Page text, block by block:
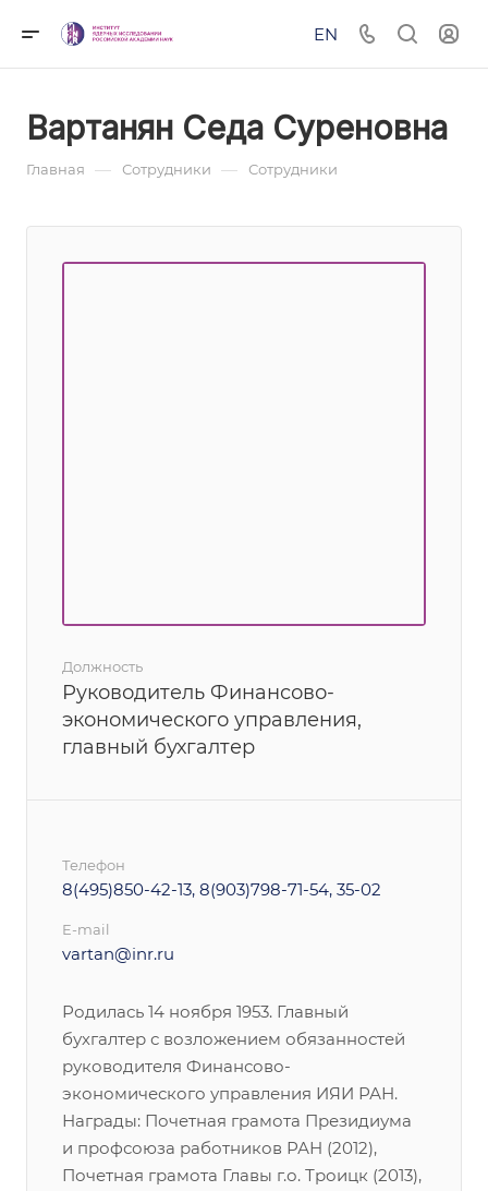
EN
Вартанян Седа Суреновна
Главная — Сотрудники — Сотрудники
Должность
Руководитель Финансово-
экономического управления,
главный бухгалтер
Телефон
8(495)850-42-13, 8(903)798-71-54, 35-02
E-mail
vartan@inr.ru
Родилась 14 ноября 1953. Главный
бухгалтер с возложением обязанностей
руководителя Финансово-
экономического управления ИЯИ РАН.
Награды: Почетная грамота Президиума
и профсоюза работников РАН (2012),
Почетная грамота Главы г.о. Троицк (2013),